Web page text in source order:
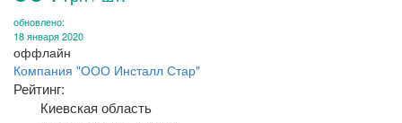
обновлено:
18 января 2020
оффлайн
Компания "ООО Инсталл Стар"
Рейтинг:
Киевская область